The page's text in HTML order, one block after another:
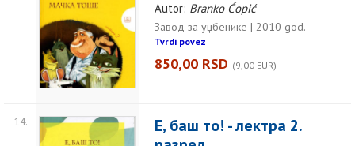
Autor: Branko Ćopić
Завод за уџбенике | 2010 god.
Tvrdi povez
850,00 RSD (9,00 EUR)
14.
Е, баш то! - лектра 2.